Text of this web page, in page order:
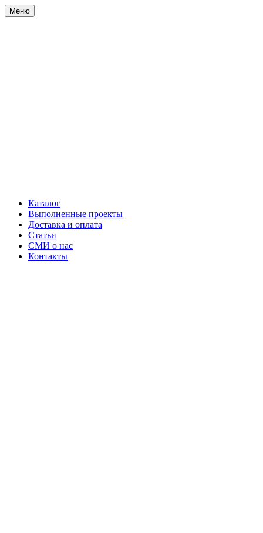
Меню
Каталог
Выполненные проекты
Доставка и оплата
Статьи
СМИ о нас
Контакты